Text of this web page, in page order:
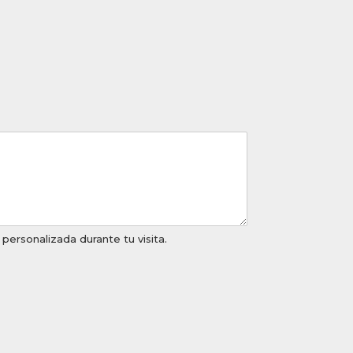
durante tu visita.